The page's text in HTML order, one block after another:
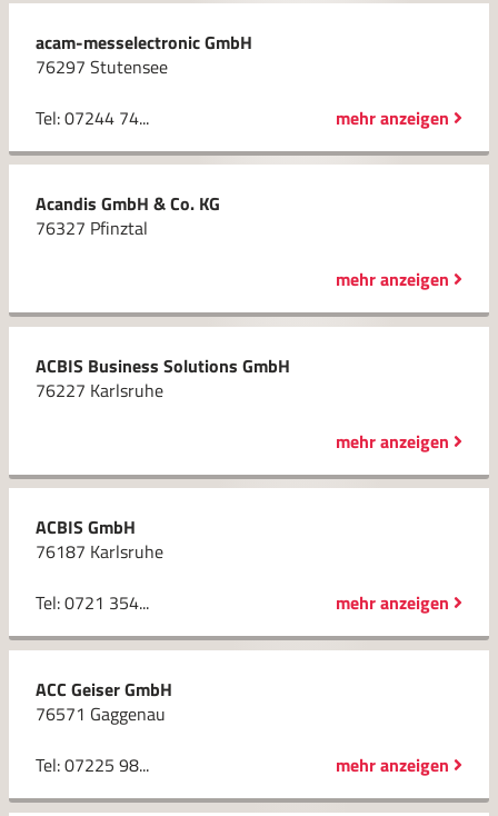
acam-messelectronic GmbH
76297 Stutensee
Tel: 07244 74...
mehr anzeigen
Acandis GmbH & Co. KG
76327 Pfinztal
mehr anzeigen
ACBIS Business Solutions GmbH
76227 Karlsruhe
mehr anzeigen
ACBIS GmbH
76187 Karlsruhe
Tel: 0721 354...
mehr anzeigen
ACC Geiser GmbH
76571 Gaggenau
Tel: 07225 98...
mehr anzeigen